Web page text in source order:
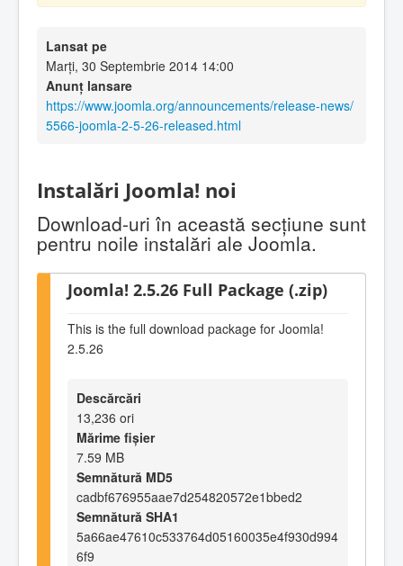
Lansat pe
Marți, 30 Septembrie 2014 14:00
Anunț lansare
https://www.joomla.org/announcements/release-news/
5566-joomla-2-5-26-released.html
Instalări Joomla! noi
Download-uri în această secţiune sunt
pentru noile instalări ale Joomla.
Joomla! 2.5.26 Full Package (.zip)
This is the full download package for Joomla!
2.5.26
Descărcări
13,236 ori
Mărime fișier
7.59 MB
Semnătură MD5
cadbf676955aae7d254820572e1bbed2
Semnătură SHA1
5a66ae47610c533764d05160035e4f930d994
6f9